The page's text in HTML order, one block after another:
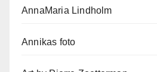
AnnaMaria Lindholm
Annikas foto